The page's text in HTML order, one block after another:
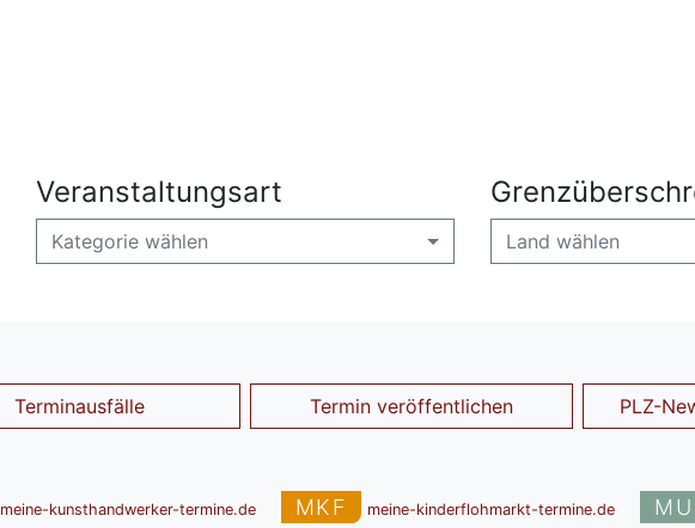
Veranstaltungsart
Kategorie wählen Land wählen
Terminausfälle Termin veröffentlichen PLZ-
meine-kunsthandwerker-termine.de MKF meine-kinderflohmarkt-termine.de